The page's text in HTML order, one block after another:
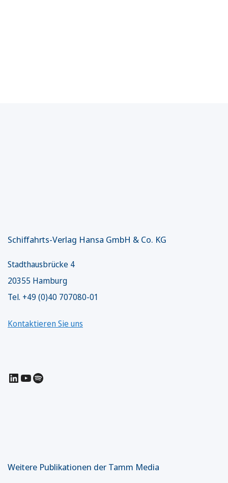
Schiffahrts-Verlag Hansa GmbH & Co. KG
Stadthausbrücke 4
20355 Hamburg
Tel. +49 (0)40 707080-01
Kontaktieren Sie uns
LinkedIn
YouTube
Spotify
Weitere Publikationen der Tamm Media